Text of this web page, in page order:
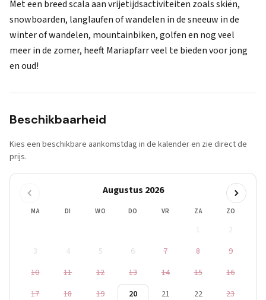
Met een breed scala aan vrijetijdsactiviteiten zoals skiën,
snowboarden, langlaufen of wandelen in de sneeuw in de
winter of wandelen, mountainbiken, golfen en nog veel
meer in de zomer, heeft Mariapfarr veel te bieden voor jong
en oud!
Beschikbaarheid
Kies een beschikbare aankomstdag in de kalender en zie direct de
prijs.
Augustus 2026
MA DI WO DO VR ZA ZO
1
2
3
4 5 6 7 8
9
10
11 12 13 14 15
16
17
18 19 20 21 22
23